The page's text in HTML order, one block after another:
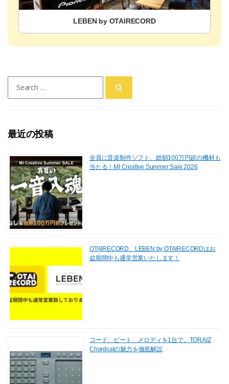
LEBEN by OTAIRECORD
for:
最近の投稿
全員に音楽制作ソフト、総額100万円超の機材も
当たる！MI Creative Summer Sale 2026
OTAIRECORD、LEBEN by OTAIRECORDはお
盆期間中も通常営業いたします！
コード、ビート、メロディを1台で。TORAIZ
Chordcatの魅力を徹底解説